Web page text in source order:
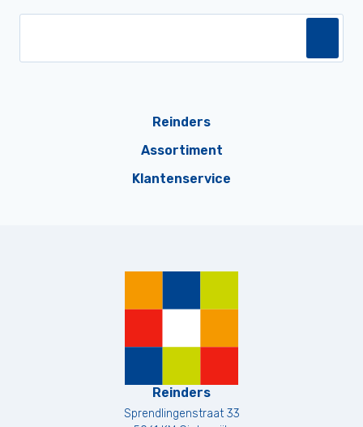
Reinders
Assortiment
Klantenservice
Reinders
Sprendlingenstraat 33